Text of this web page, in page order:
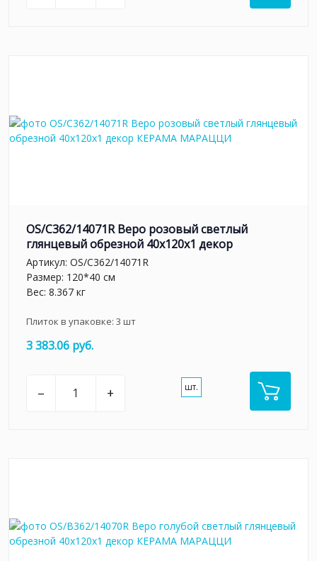
OS/C362/14071R Веро розовый светлый
глянцевый обрезной 40x120x1 декор
Артикул: OS/C362/14071R
Размер: 120*40 см
Вес: 8.367 кг
Плиток в упаковке: 3 шт
3 383.06 руб.
– + шт.